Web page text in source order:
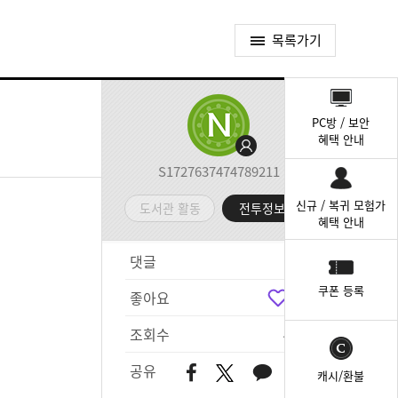
목록가기
S1727637474789211
도서관 활동 전투정보실
댓글
좋아요
조회수
438
공유
PC방 / 보안
혜택 안내
신규 / 복귀 모험가
혜택 안내
쿠폰 등록
캐시/환불